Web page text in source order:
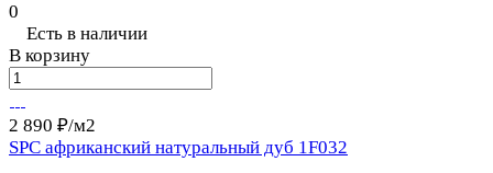
0
Есть в наличии
В корзину
2 890 ₽/м2
SPC африканский натуральный дуб 1F032